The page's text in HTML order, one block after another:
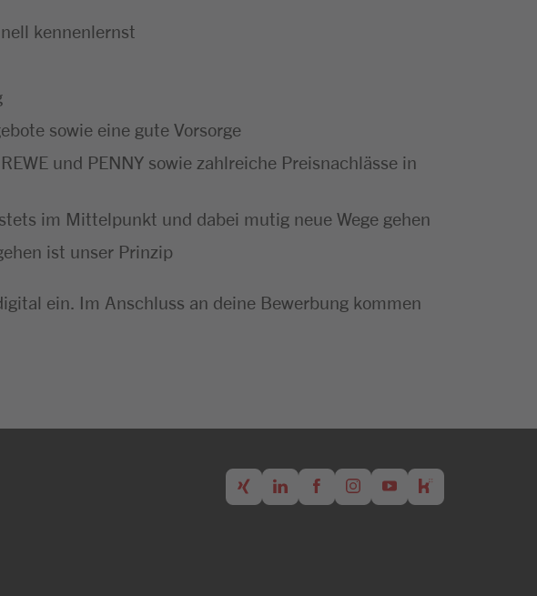
kennenlernst
sowie eine gute Vorsorge
und PENNY sowie zahlreiche Preisnachlässe in
im Mittelpunkt und dabei mutig neue Wege gehen
ist unser Prinzip
ein. Im Anschluss an deine Bewerbung kommen